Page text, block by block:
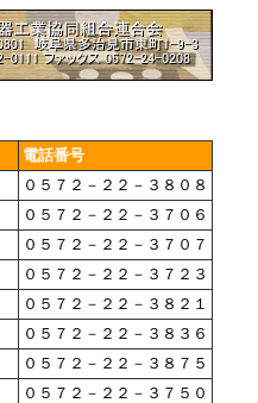
電話番号
０５７２－２２－３８０８
０５７２－２２－３７０６
０５７２－２２－３７０７
０５７２－２２－３７２３
０５７２－２２－３８２１
０５７２－２２－３８３６
０５７２－２２－３８７５
０５７２－２２－３７５０